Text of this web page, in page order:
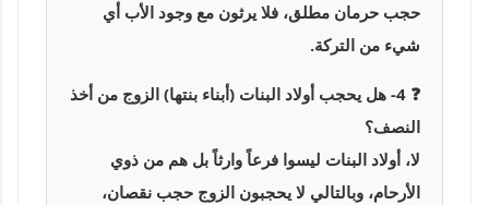
حجب حرمان مطلق، فلا يرثون مع وجود الأب أي
شيء من التركة.
❓ 4- هل يحجب أولاد البنات (أبناء بنتها) الزوج من أخذ
النصف؟
لا، أولاد البنات ليسوا فرعاً وارثاً بل هم من ذوي
الأرحام، وبالتالي لا يحجبون الزوج حجب نقصان،